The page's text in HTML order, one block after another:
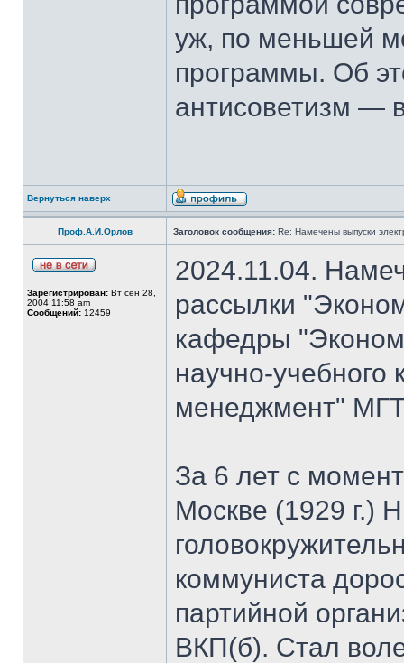
уж, по меньшей
программы. Об
антисоветизм —
Вернуться наверх
Проф.А.И.Орлов Заголовок сообщения: Re: Намечены выпуски
Зарегистрирован: Вт сен 28,
2004 11:58 am
Сообщений: 12459
2024.11.04.
рассылки
кафедры
научно-
менеджмент"
За 6 лет с
Москве (1929 г.)
коммуниста
партийной
ВКП(б). Стал